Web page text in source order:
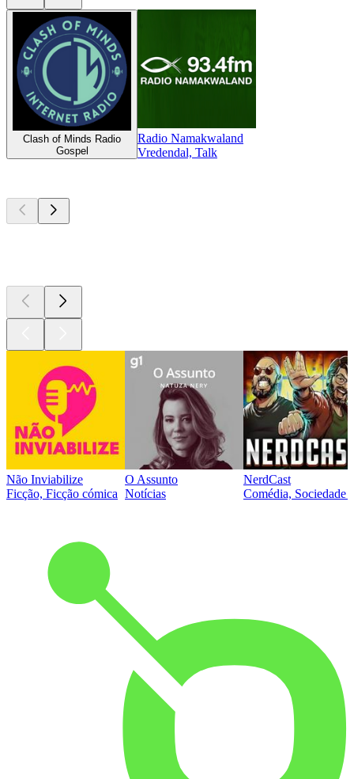
Clash of Minds Radio
Gospel
Radio Namakwaland
Vredendal, Talk
Não Inviabilize
Ficção, Ficção cómica
O Assunto
Notícias
NerdCast
Comédia, Sociedade